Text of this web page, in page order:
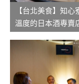
【台北美食】知
溫度的日本酒專賣